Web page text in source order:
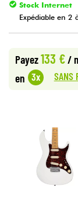
Violons
Câbles &
Packs
Stock Internet
Expédiable en 2
Payez133 €/
en 3x SANS